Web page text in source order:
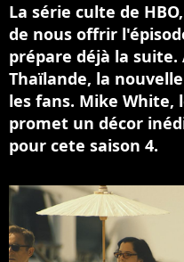
La série culte de
de nous offrir
prépare déjà la suite.
Thaïlande, la
les fans. Mike White,
promet un décor
pour cete saison 4.